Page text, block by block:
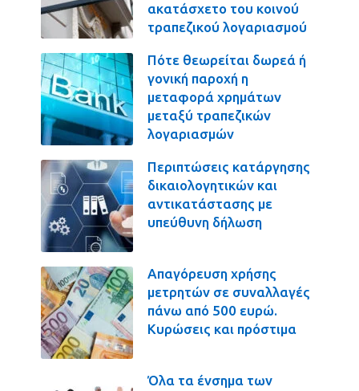
ακατάσχετο του κοινού
τραπεζικού λογαριασμού
Πότε θεωρείται δωρεά ή
γονική παροχή η
μεταφορά χρημάτων
μεταξύ τραπεζικών
λογαριασμών
Περιπτώσεις κατάργησης
δικαιολογητικών και
αντικατάστασης με
υπεύθυνη δήλωση
Απαγόρευση χρήσης
μετρητών σε συναλλαγές
πάνω από 500 ευρώ.
Κυρώσεις και πρόστιμα
Όλα τα ένσημα των